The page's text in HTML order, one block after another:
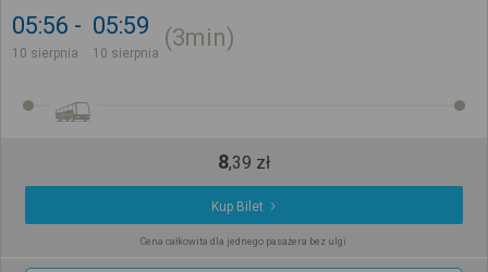
05:56
10 sierpnia
05:59
10 sierpnia
3min
8,39 zł
Kup Bilet
Cena całkowita dla jednego pasażera bez ulgi